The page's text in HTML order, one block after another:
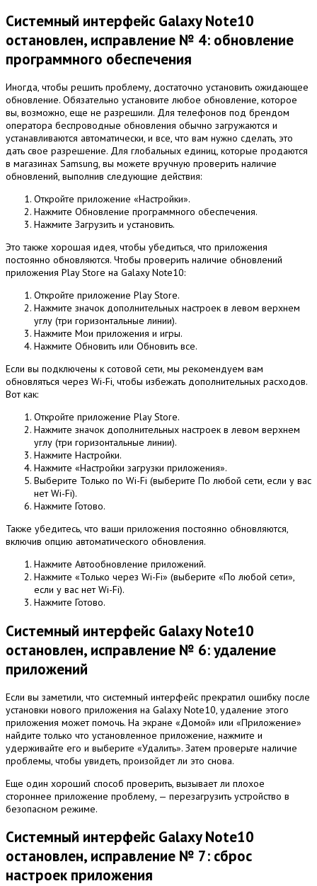
Системный интерфейс Galaxy Note10
остановлен, исправление № 4: обновление
программного обеспечения
Иногда, чтобы решить проблему, достаточно установить ожидающее
обновление. Обязательно установите любое обновление, которое
вы, возможно, еще не разрешили. Для телефонов под брендом
оператора беспроводные обновления обычно загружаются и
устанавливаются автоматически, и все, что вам нужно сделать, это
дать свое разрешение. Для глобальных единиц, которые продаются
в магазинах Samsung, вы можете вручную проверить наличие
обновлений, выполнив следующие действия:
Откройте приложение «Настройки».
Нажмите Обновление программного обеспечения.
Нажмите Загрузить и установить.
Это также хорошая идея, чтобы убедиться, что приложения
постоянно обновляются. Чтобы проверить наличие обновлений
приложения Play Store на Galaxy Note10:
Откройте приложение Play Store.
Нажмите значок дополнительных настроек в левом верхнем
углу (три горизонтальные линии).
Нажмите Мои приложения и игры.
Нажмите Обновить или Обновить все.
Если вы подключены к сотовой сети, мы рекомендуем вам
обновляться через Wi-Fi, чтобы избежать дополнительных расходов.
Вот как:
Откройте приложение Play Store.
Нажмите значок дополнительных настроек в левом верхнем
углу (три горизонтальные линии).
Нажмите Настройки.
Нажмите «Настройки загрузки приложения».
Выберите Только по Wi-Fi (выберите По любой сети, если у вас
нет Wi-Fi).
Нажмите Готово.
Также убедитесь, что ваши приложения постоянно обновляются,
включив опцию автоматического обновления.
Нажмите Автообновление приложений.
Нажмите «Только через Wi-Fi» (выберите «По любой сети»,
если у вас нет Wi-Fi).
Нажмите Готово.
Системный интерфейс Galaxy Note10
остановлен, исправление № 6: удаление
приложений
Если вы заметили, что системный интерфейс прекратил ошибку после
установки нового приложения на Galaxy Note10, удаление этого
приложения может помочь. На экране «Домой» или «Приложение»
найдите только что установленное приложение, нажмите и
удерживайте его и выберите «Удалить». Затем проверьте наличие
проблемы, чтобы увидеть, произойдет ли это снова.
Еще один хороший способ проверить, вызывает ли плохое
стороннее приложение проблему, — перезагрузить устройство в
безопасном режиме.
Системный интерфейс Galaxy Note10
остановлен, исправление № 7: сброс
настроек приложения